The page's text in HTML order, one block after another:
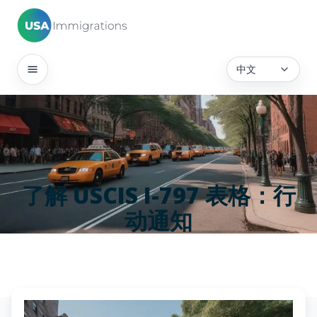
中文
了解 USCIS I-797 表格：行
动通知